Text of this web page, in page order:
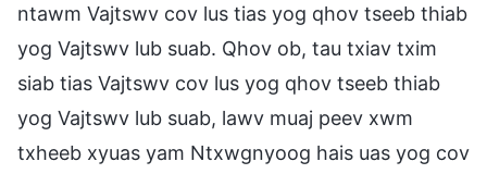
ntawm Vajtswv cov lus tias yog qhov tseeb thiab
yog Vajtswv lub suab. Qhov ob, tau txiav txim
siab tias Vajtswv cov lus yog qhov tseeb thiab
yog Vajtswv lub suab, lawv muaj peev xwm
txheeb xyuas yam Ntxwgnyoog hais uas yog cov